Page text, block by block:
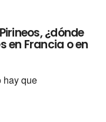
¿dónde
en Francia o en
hay que